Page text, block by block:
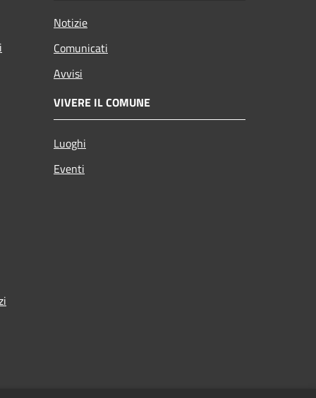
Notizie
Comunicati
Avvisi
VIVERE IL COMUNE
Luoghi
Eventi